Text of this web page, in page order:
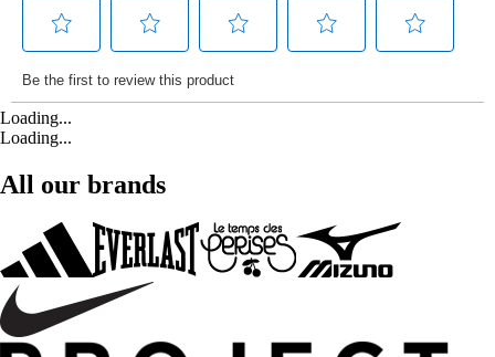
Loading...
Loading...
All our brands